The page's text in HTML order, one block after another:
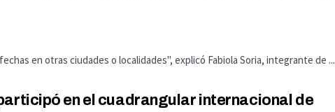
en otras ciudades o localidades", explicó Fabiola Soria, integrante de ...
en el cuadrangular internacional de